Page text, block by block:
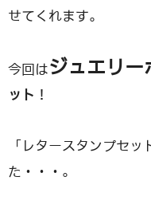
せてくれます。
今回はジュエリー
ット ！
「レタースタンプセ
た・・・。